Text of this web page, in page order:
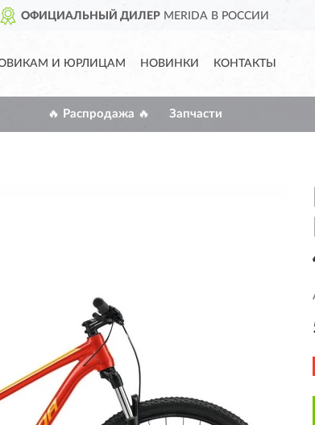
ОФИЦИАЛЬНЫЙ ДИЛЕРMERIDA В РОССИИ
И ЮРЛИЦАМ НОВИНКИ КОНТАКТЫ
🔥 Распродажа 🔥 Запчасти